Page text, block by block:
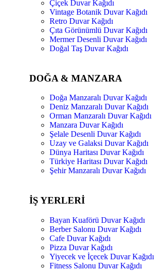
Çiçek Duvar Kağıdı
Vintage Botanik Duvar Kağıdı
Retro Duvar Kağıdı
Çıta Görünümlü Duvar Kağıdı
Mermer Desenli Duvar Kağıdı
Doğal Taş Duvar Kağıdı
DOĞA & MANZARA
Doğa Manzaralı Duvar Kağıdı
Deniz Manzaralı Duvar Kağıdı
Orman Manzaralı Duvar Kağıdı
Manzara Duvar Kağıdı
Şelale Desenli Duvar Kağıdı
Uzay ve Galaksi Duvar Kağıdı
Dünya Haritası Duvar Kağıdı
Türkiye Haritası Duvar Kağıdı
Şehir Manzaralı Duvar Kağıdı
İŞ YERLERİ
Bayan Kuaförü Duvar Kağıdı
Berber Salonu Duvar Kağıdı
Cafe Duvar Kağıdı
Pizza Duvar Kağıdı
Yiyecek ve İçecek Duvar Kağıdı
Fitness Salonu Duvar Kağıdı